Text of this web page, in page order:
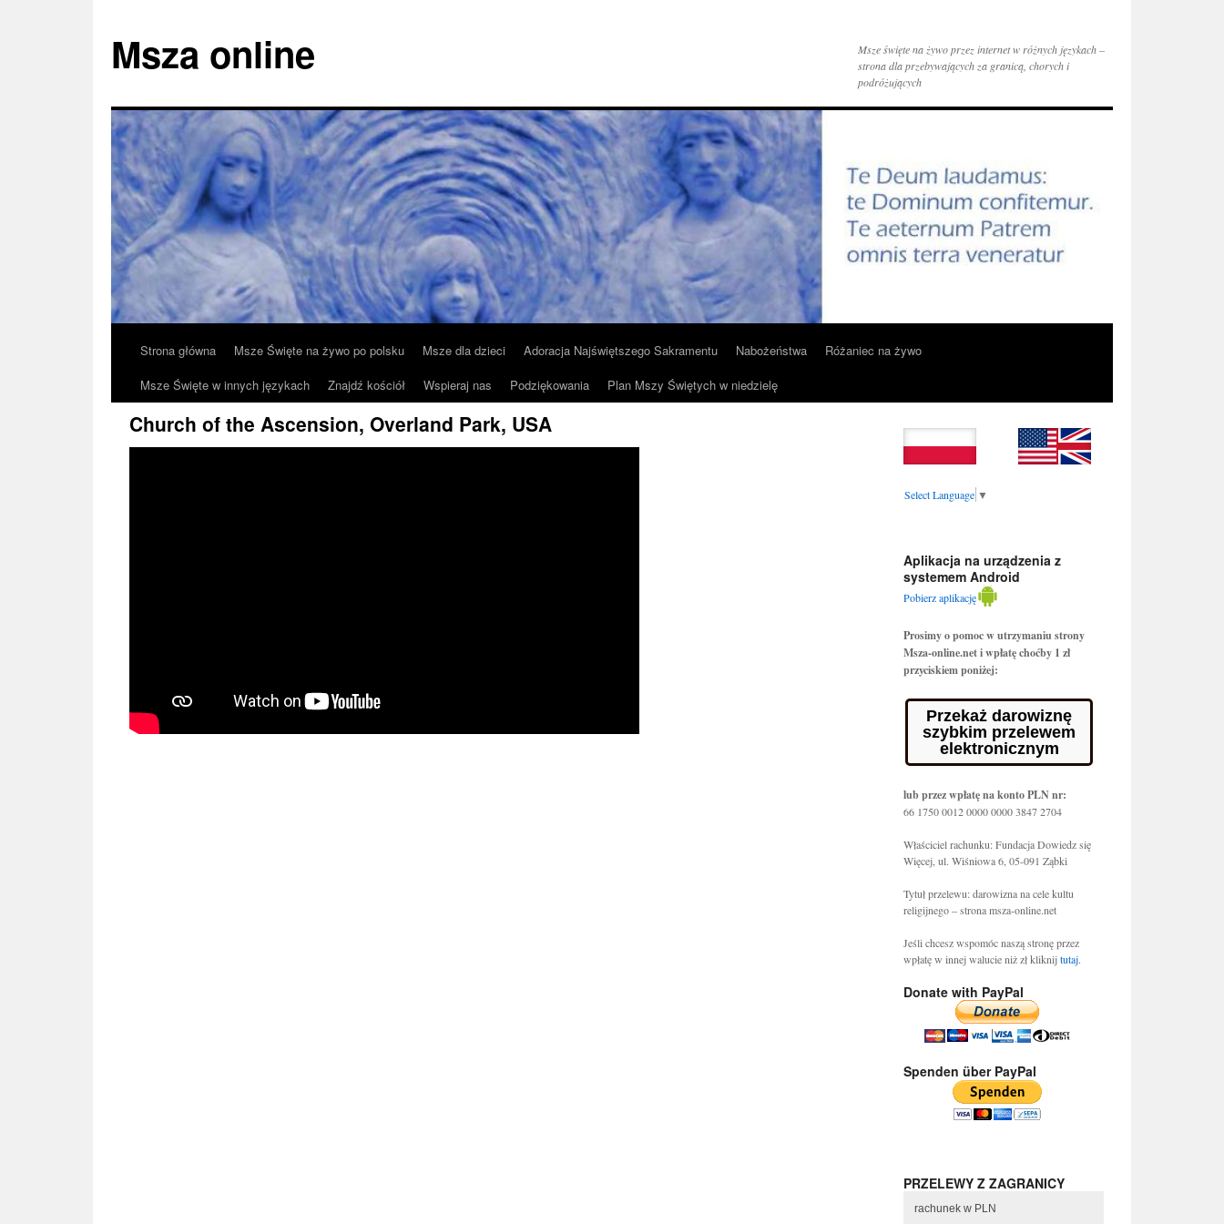
Msza online
Msze święte na żywo przez internet w różnych językach –
strona dla przebywających za granicą, chorych i
podróżujących
Strona główna Msze Święte na żywo po polsku Msze dla dzieci Adoracja Najświętszego Sakramentu Nabożeństwa
Różaniec na żywo
Msze Święte w innych językach
Znajdź kościół Wspieraj nas Podziękowania Plan Mszy Świętych w niedzielę
Church of the Ascension, Overland Park, USA
Select Language ▼
Aplikacja na urządzenia z
systemem Android
Pobierz aplikację
Prosimy o pomoc w utrzymaniu strony
Msza-online.net i wpłatę choćby 1 zł
przyciskiem poniżej:
Przekaż darowiznę
szybkim przelewem
elektronicznym
lub przez wpłatę na konto PLN nr:
66 1750 0012 0000 0000 3847 2704
Właściciel rachunku: Fundacja Dowiedz się
Więcej, ul. Wiśniowa 6, 05-091 Ząbki
Tytuł przelewu: darowizna na cele kultu
religijnego – strona msza-online.net
Jeśli chcesz wspomóc naszą stronę przez
wpłatę w innej walucie niż zł kliknijtutaj.
Donate with PayPal
Spenden über PayPal
PRZELEWY Z ZAGRANICY
rachunek w PLN